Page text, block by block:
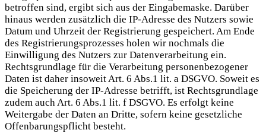
betroffen sind, ergibt sich aus der Eingabemaske. Darüber
hinaus werden zusätzlich die IP-Adresse des Nutzers sowie
Datum und Uhrzeit der Registrierung gespeichert. Am Ende
des Registrierungsprozesses holen wir nochmals die
Einwilligung des Nutzers zur Datenverarbeitung ein.
Rechtsgrundlage für die Verarbeitung personenbezogener
Daten ist daher insoweit Art. 6 Abs.1 lit. a DSGVO. Soweit es
die Speicherung der IP-Adresse betrifft, ist Rechtsgrundlage
zudem auch Art. 6 Abs.1 lit. f DSGVO. Es erfolgt keine
Weitergabe der Daten an Dritte, sofern keine gesetzliche
Offenbarungspflicht besteht.